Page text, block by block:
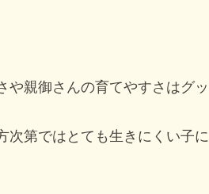
や親御さんの育てやすさはグッ
次第ではとても生きにくい子に